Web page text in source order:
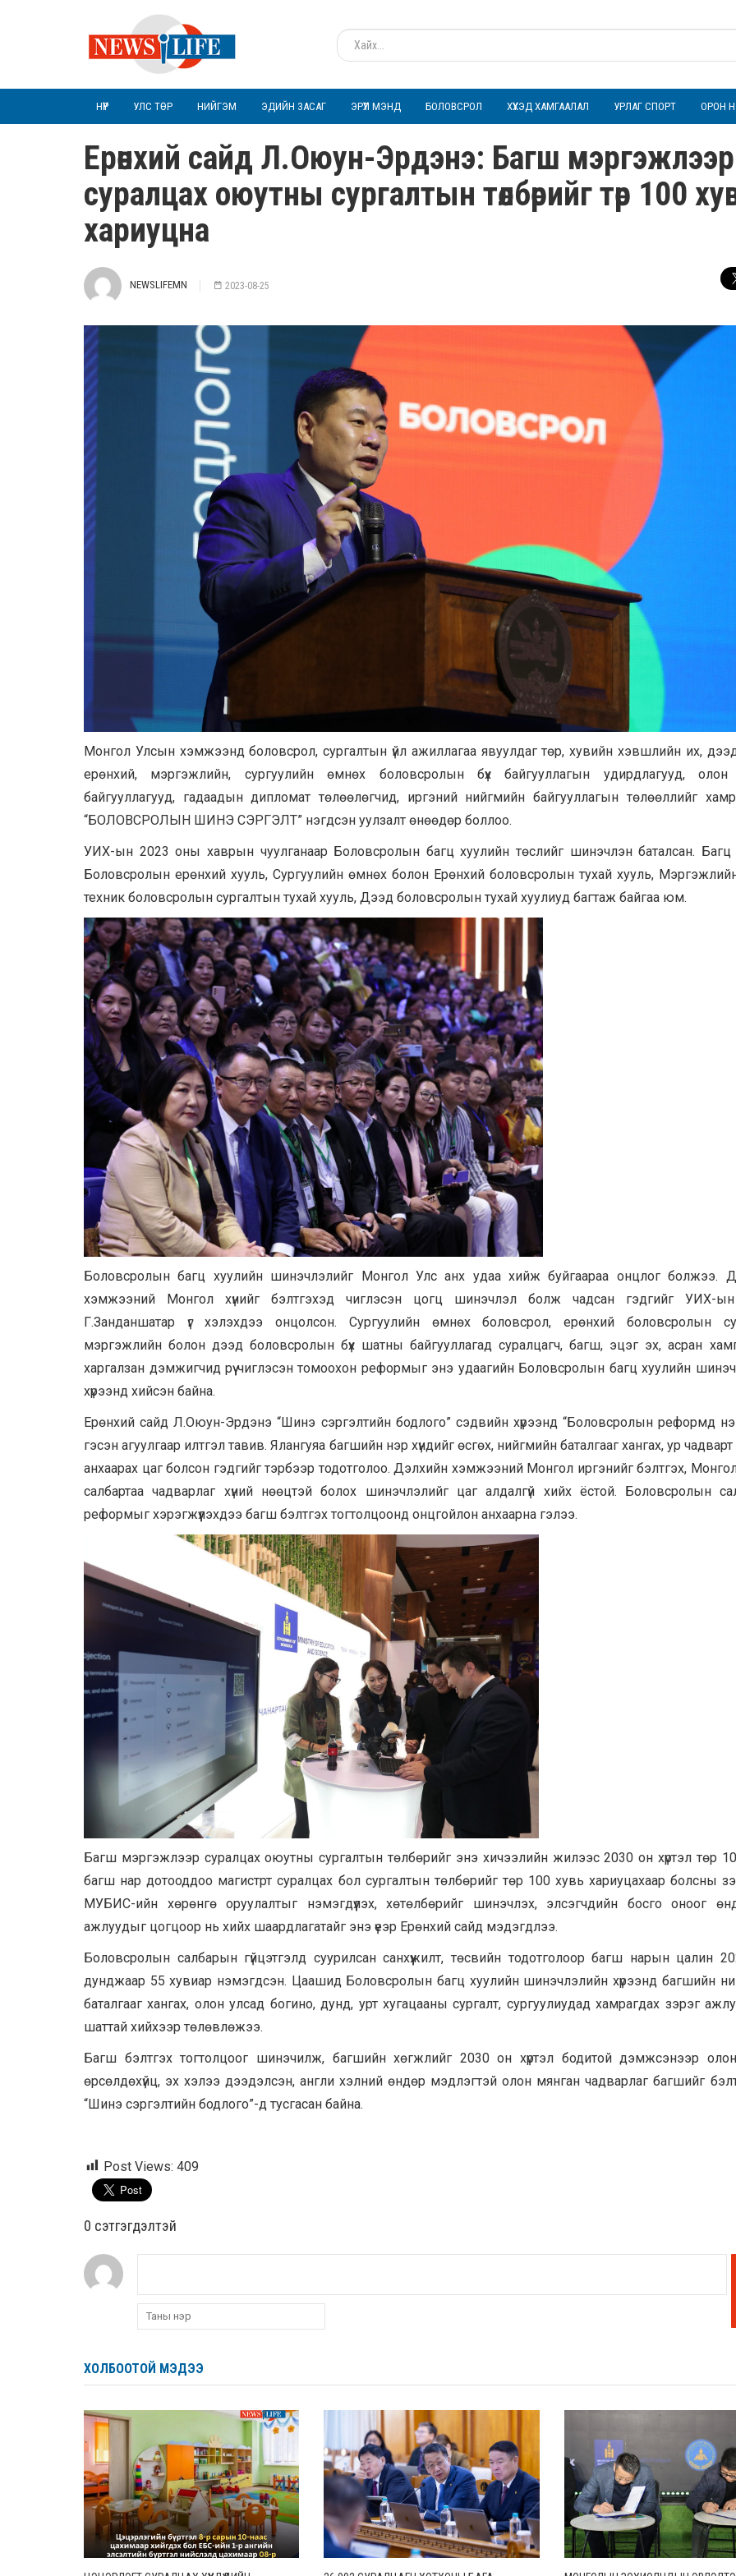
НҮҮР УЛС ТӨР НИЙГЭМ ЭДИЙН ЗАСАГ ЭРҮҮЛ МЭНД БОЛОВСРОЛ ХҮҮХЭД ХАМГААЛАЛ УРЛАГ СПОРТ ОРОН
Ерөнхий сайд Л.Оюун-Эрдэнэ: Багш мэргэжлээр
суралцах оюутны сургалтын төлбөрийг төр 100
хариуцна
NEWSLIFEMN 2023-08-25
Монгол Улсын хэмжээнд боловсрол, сургалтын үйл ажиллагаа явуулдаг төр, хувийн хэвшлийн их,
ерөнхий, мэргэжлийн, сургуулийн өмнөх боловсролын бүх байгууллагын удирдлагууд,
байгууллагууд, гадаадын дипломат төлөөлөгчид, иргэний нийгмийн байгууллагын төлөөллийг
“БОЛОВСРОЛЫН ШИНЭ СЭРГЭЛТ” нэгдсэн уулзалт өнөөдөр боллоо.
УИХ-ын 2023 оны хаврын чуулганаар Боловсролын багц хуулийн төслийг шинэчлэн баталсан. Багц
Боловсролын ерөнхий хууль, Сургуулийн өмнөх болон Ерөнхий боловсролын тухай хууль,
техник боловсролын сургалтын тухай хууль, Дээд боловсролын тухай хуулиуд багтаж байгаа юм.
Боловсролын багц хуулийн шинэчлэлийг Монгол Улс анх удаа хийж буйгаараа онцлог болжээ.
хэмжээний Монгол хүнийг бэлтгэхэд чиглэсэн цогц шинэчлэл болж чадсан гэдгийг УИХ-
Г.Занданшатар үг хэлэхдээ онцолсон. Сургуулийн өмнөх боловсрол, ерөнхий боловсролын
мэргэжлийн болон дээд боловсролын бүх шатны байгууллагад суралцагч, багш, эцэг эх, асран
харгалзан дэмжигчид рүү чиглэсэн томоохон реформыг энэ удаагийн Боловсролын багц хуулийн
хүрээнд хийсэн байна.
Ерөнхий сайд Л.Оюун-Эрдэнэ “Шинэ сэргэлтийн бодлого” сэдвийн хүрээнд “Боловсролын реформд
гэсэн агуулгаар илтгэл тавив. Ялангуяа багшийн нэр хүндийг өсгөх, нийгмийн баталгааг хангах, ур
анхаарах цаг болсон гэдгийг тэрбээр тодотголоо. Дэлхийн хэмжээний Монгол иргэнийг бэлтгэх, Монгол
салбартаа чадварлаг хүний нөөцтэй болох шинэчлэлийг цаг алдалгүй хийх ёстой. Боловсролын
реформыг хэрэгжүүлэхдээ багш бэлтгэх тогтолцоонд онцгойлон анхаарна гэлээ.
Багш мэргэжлээр суралцах оюутны сургалтын төлбөрийг энэ хичээлийн жилээс 2030 он хүртэл төр
багш нар дотооддоо магистрт суралцах бол сургалтын төлбөрийг төр 100 хувь хариуцахаар болсны
МУБИС-ийн хөрөнгө оруулалтыг нэмэгдүүлэх, хөтөлбөрийг шинэчлэх, элсэгчдийн босго оноог
ажлуудыг цогцоор нь хийх шаардлагатайг энэ үеэр Ерөнхий сайд мэдэгдлээ.
Боловсролын салбарын гүйцэтгэлд суурилсан санхүүжилт, төсвийн тодотголоор багш нарын цалин
дунджаар 55 хувиар нэмэгдсэн. Цаашид Боловсролын багц хуулийн шинэчлэлийн хүрээнд багшийн
баталгааг хангах, олон улсад богино, дунд, урт хугацааны сургалт, сургуулиудад хамрагдах зэрэг
шаттай хийхээр төлөвлөжээ.
Багш бэлтгэх тогтолцоог шинэчилж, багшийн хөгжлийг 2030 он хүртэл бодитой дэмжсэнээр
өрсөлдөхүйц, эх хэлээ дээдэлсэн, англи хэлний өндөр мэдлэгтэй олон мянган чадварлаг багшийг
“Шинэ сэргэлтийн бодлого”-д тусгасан байна.
Post Views: 409
0 cэтгэгдэлтэй
ХОЛБООТОЙ МЭДЭЭ